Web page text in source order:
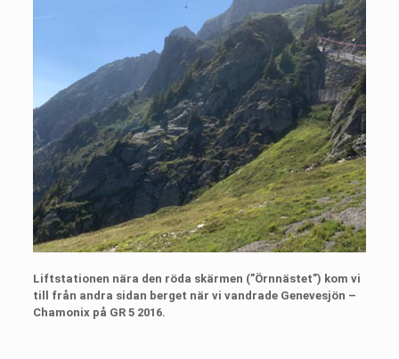
Liftstationen nära den röda skärmen (”Örnnästet”) kom vi
till från andra sidan berget när vi vandrade Genevesjön –
Chamonix på GR 5 2016.